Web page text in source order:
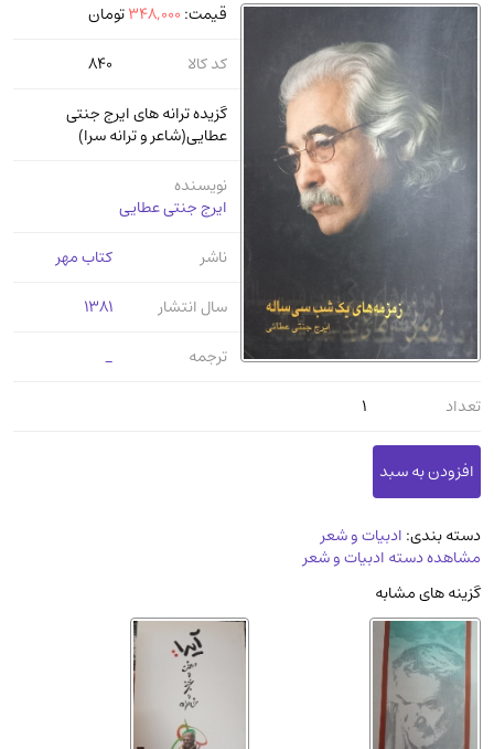
آشپزی و خوراکی(25)
سرگرمی و بازی(7)
سیاسی(116)
رمان و داستان خارجی(489)
حقوقی و قانون(47)
کتاب های مصور رنگی و گلاسه
الکترونیک(11)
دایره المعارف و فرهنگ(13)
معماری، عمران و شهرسازی
سینما و فیلم(54)
کتاب های قدیمی دینی و مذهبی
زندگینامه شهدا(9)
کتاب چاپ سنگی و کتاب خطی قدیمی
جغرافیا(9)
استخدامی و کاریابی دولتی و خصوصی.سوالـات
و آزمونها(2)
آموزشی و کنکوری
قیمت: 348,000تومان
کد کالا
840
گزیده ترانه‌ های ایرج جنتی
عطایی(شاعر و ترانه سرا)
نویسنده
ایرج جنتی عطایی
ناشر
کتاب مهر
سال انتشار
1381
ترجمه
_
تعداد
1
دسته بندی: ادبیات و شعر
مشاهده دسته ادبیات و شعر
گزینه های مشابه